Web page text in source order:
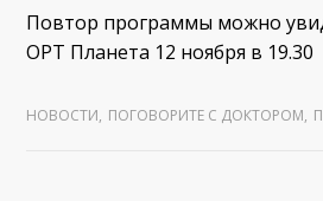
Повтор программы можно
ОРТ Планета 12 ноября в 19.30
НОВОСТИ, ПОГОВОРИТЕ С ДОКТОРОМ,